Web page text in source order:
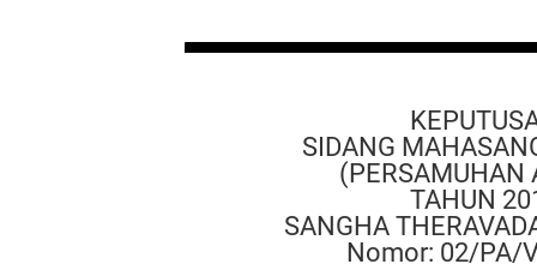
SIDANG
(PERSAMUHAN
TAHUN
SANGHA
Nomor: 02/PA/